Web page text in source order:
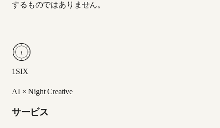
するものではありません。
1
1SIX
AI × Night Creative
サービス